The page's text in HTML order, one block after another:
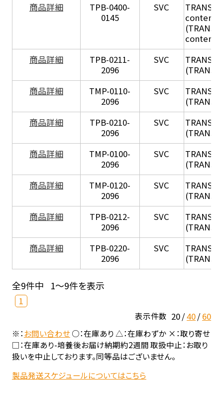
商品詳細
TPB-0400-
0145
SVC
content
content
商品詳細
TPB-0211-
2096
SVC TRANSIL
商品詳細
TMP-0110-
2096
SVC TRANSIL
商品詳細
TPB-0210-
2096
SVC TRANSIL
商品詳細
TMP-0100-
2096
SVC TRANSIL
商品詳細
TMP-0120-
2096
SVC TRANSIL
商品詳細
TPB-0212-
2096
SVC TRANSIL
商品詳細
TPB-0220-
2096
SVC TRANSIL
全9件中 1～9件を表示
1
表示件数 20 40 60
※：お問い合わせ○：在庫あり △：在庫わずか ×：取り寄せ
□：在庫あり-培養後お届け納期約2週間 取扱中止：お取り
扱いを中止しております。同等品はございません。
製品発送スケジュールについてはこちら